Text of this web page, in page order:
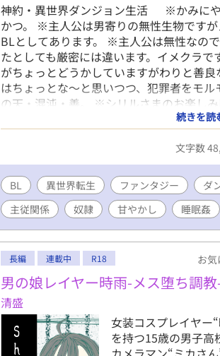
み、手術、エッチ、
SF、異世界、科学、
り、言葉攻め、ドラ
※文章の修正は適宜
にとどめますが、通
たします。 ※内容は
苦手な方は、ご遠慮
神約・異世界ダンジョン生活 ※かみにや
かつ。 ※主人公は男寄りの無性生物です
BLとしてあります。 ※主人公は無性なの
たとしても厳密には違います。イメクラ
がちょっとどうかしていますがわりと善
はちょっとな～と思いつつ、犯罪者をモ
の天・混沌・善。 ※シリルさまのお楽し
イムオナホ/種付け（サセ）/TS/孕ませ/
続きを読
文字数
BL 異世界転生 ファンタジー ダ
主従関係
奴隷 甘やかし 睡眠姦
長編 連載中 R18 お
男の娘レイヤー時雨-メス堕ち調
清盛
女装コスプレイヤー
を持つ15歳の男子高